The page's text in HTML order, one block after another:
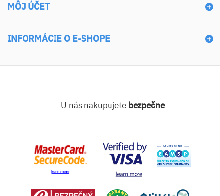
MÔJ ÚČET
INFORMÁCIE O E-SHOPE
U nás nakupujete bezpečne